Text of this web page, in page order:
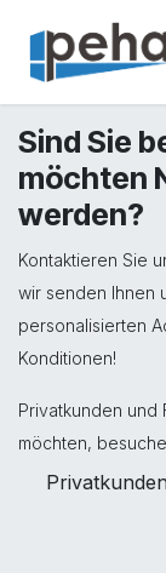
Sind Sie
möchten
werden?
Kontaktieren Sie
wir senden Ihnen
personalisierten
Konditionen!
Privatkunden
möchten,